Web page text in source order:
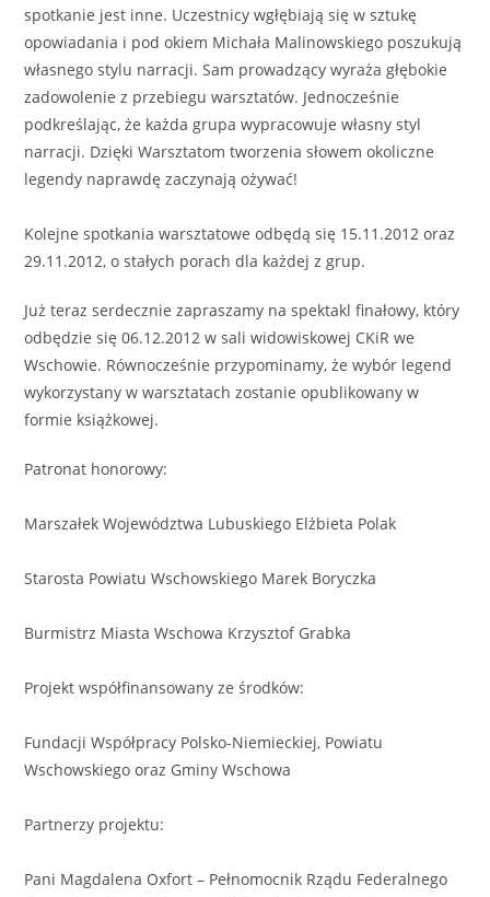
spotkanie jest inne. Uczestnicy wgłębiają się w sztukę
opowiadania i pod okiem Michała Malinowskiego poszukują
własnego stylu narracji. Sam prowadzący wyraża głębokie
zadowolenie z przebiegu warsztatów. Jednocześnie
podkreślając, że każda grupa wypracowuje własny styl
narracji. Dzięki Warsztatom tworzenia słowem okoliczne
legendy naprawdę zaczynają ożywać!
Kolejne spotkania warsztatowe odbędą się 15.11.2012 oraz
29.11.2012, o stałych porach dla każdej z grup.
Już teraz serdecznie zapraszamy na spektakl finałowy, który
odbędzie się 06.12.2012 w sali widowiskowej CKiR we
Wschowie. Równocześnie przypominamy, że wybór legend
wykorzystany w warsztatach zostanie opublikowany w
formie książkowej.
Patronat honorowy:
Marszałek Województwa Lubuskiego Elżbieta Polak
Starosta Powiatu Wschowskiego Marek Boryczka
Burmistrz Miasta Wschowa Krzysztof Grabka
Projekt współfinansowany ze środków:
Fundacji Współpracy Polsko-Niemieckiej, Powiatu
Wschowskiego oraz Gminy Wschowa
Partnerzy projektu:
Pani Magdalena Oxfort – Pełnomocnik Rządu Federalnego